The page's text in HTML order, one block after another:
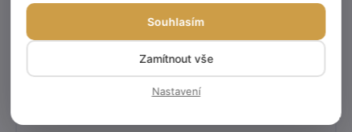
Souhlasím
Zamítnout vše
Nastavení